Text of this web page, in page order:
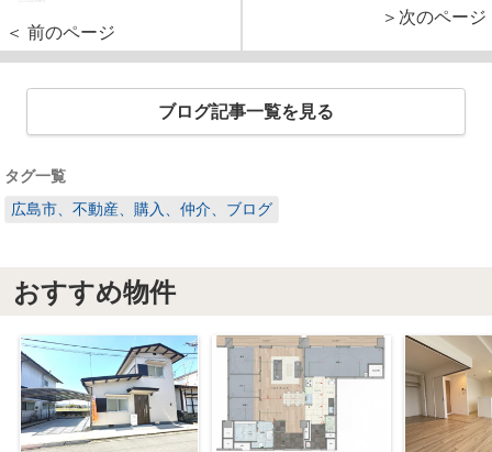
＜ 前のページ
＞次のページ
ブログ記事一覧を見る
タグ一覧
広島市、不動産、購入、仲介、ブログ
おすすめ物件